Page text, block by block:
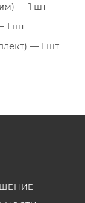
— 1 шт
1 шт
— 1 шт